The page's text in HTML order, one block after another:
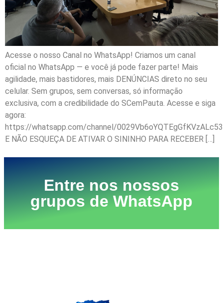
Acesse o nosso Canal no WhatsApp! Criamos um canal
oficial no WhatsApp — e você já pode fazer parte! Mais
agilidade, mais bastidores, mais DENÚNCIAS direto no seu
celular. Sem grupos, sem conversas, só informação
exclusiva, com a credibilidade do SCemPauta. Acesse e siga
agora:
https://whatsapp.com/channel/
E NÃO ESQUEÇA DE ATIVAR O SININHO PARA RECEBER […]
Entre nos nossos
grupos de WhatsApp